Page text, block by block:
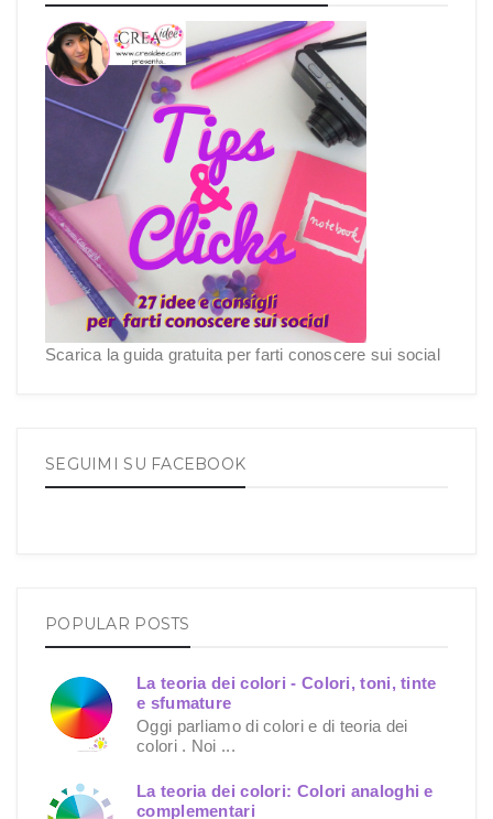
Scarica la guida gratuita per farti conoscere sui social
SEGUIMI SU FACEBOOK
POPULAR POSTS
La teoria dei colori - Colori, toni, tinte
e sfumature
Oggi parliamo di colori e di teoria dei
colori . Noi ...
La teoria dei colori: Colori analoghi e
complementari